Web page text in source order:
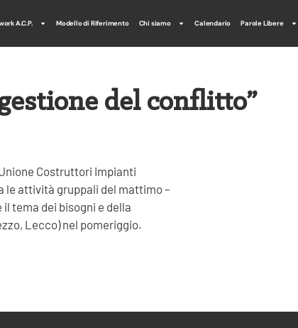
A.C.P. Modello di Riferimento Chi siamo Calendario Parole Libere
del conflitto”
Costruttori Impianti
le attività gruppali del mattimo –
tema dei bisogni e della
Lecco) nel pomeriggio.